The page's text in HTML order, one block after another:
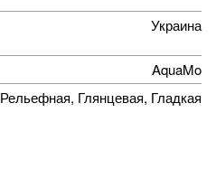
Украина
AquaMo
Рельефная, Глянцевая, Гладкая